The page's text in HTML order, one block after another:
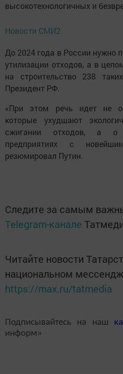
высокотехнологичных и
Новости СМИ2
До 2024 года в России нужно
утилизации отходов, а в
на строительство 238
Президент РФ.
«При этом речь идет не о
которые ухудшают
сжигании отходов, а о
предприятиях с
резюмировал Путин.
Следите за самым
Telegram-канале
Читайте новости
национальном
https://max.ru/tatmedia
Подписывайтесь на наш
информ»